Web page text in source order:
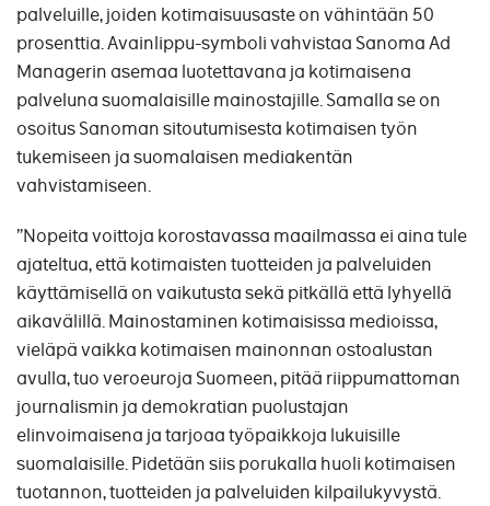
palveluille, joiden kotimaisuusaste on vähintään 50
prosenttia. Avainlippu-symboli vahvistaa Sanoma Ad
Managerin asemaa luotettavana ja kotimaisena
palveluna suomalaisille mainostajille. Samalla se on
osoitus Sanoman sitoutumisesta kotimaisen työn
tukemiseen ja suomalaisen mediakentän
vahvistamiseen.
”Nopeita voittoja korostavassa maailmassa ei aina tule
ajateltua, että kotimaisten tuotteiden ja palveluiden
käyttämisellä on vaikutusta sekä pitkällä että lyhyellä
aikavälillä. Mainostaminen kotimaisissa medioissa,
vieläpä vaikka kotimaisen mainonnan ostoalustan
avulla, tuo veroeuroja Suomeen, pitää riippumattoman
journalismin ja demokratian puolustajan
elinvoimaisena ja tarjoaa työpaikkoja lukuisille
suomalaisille. Pidetään siis porukalla huoli kotimaisen
tuotannon, tuotteiden ja palveluiden kilpailukyvystä.